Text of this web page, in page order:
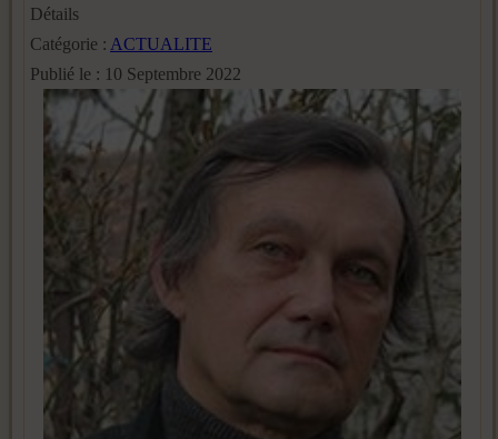
Détails
Catégorie : ACTUALITE
Publié le : 10 Septembre 2022